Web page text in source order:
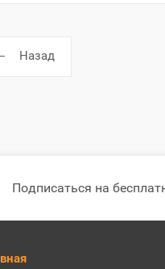
Назад
Подписаться на